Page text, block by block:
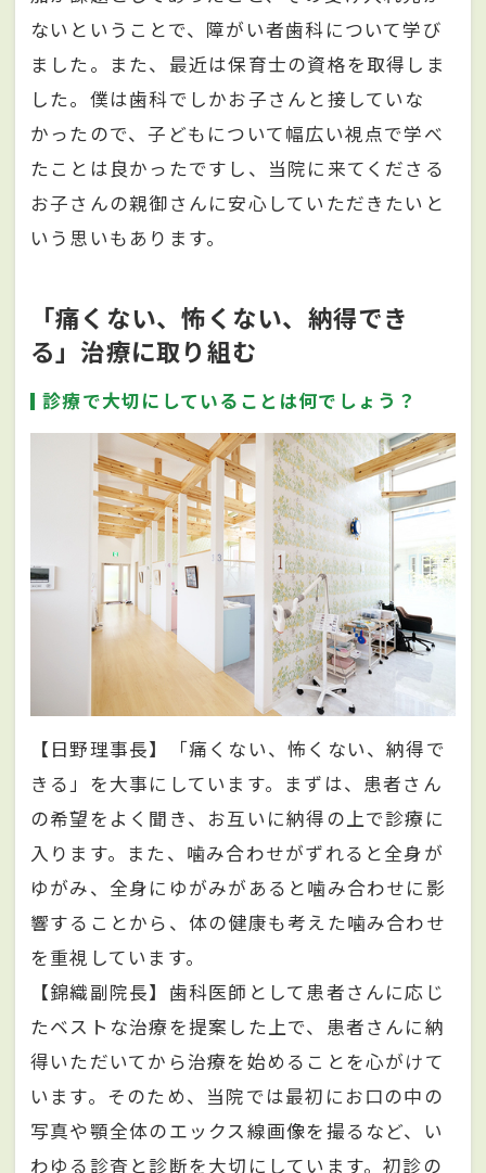
ないということで、障がい者歯科について学び
ました。また、最近は保育士の資格を取得しま
した。僕は歯科でしかお子さんと接していな
かったので、子どもについて幅広い視点で学べ
たことは良かったですし、当院に来てくださる
お子さんの親御さんに安心していただきたいと
いう思いもあります。
「痛くない、怖くない、納得でき
る」治療に取り組む
診療で大切にしていることは何でしょう？
【日野理事長】「痛くない、怖くない、納得で
きる」を大事にしています。まずは、患者さん
の希望をよく聞き、お互いに納得の上で診療に
入ります。また、噛み合わせがずれると全身が
ゆがみ、全身にゆがみがあると噛み合わせに影
響することから、体の健康も考えた噛み合わせ
を重視しています。
【錦織副院長】歯科医師として患者さんに応じ
たベストな治療を提案した上で、患者さんに納
得いただいてから治療を始めることを心がけて
います。そのため、当院では最初にお口の中の
写真や顎全体のエックス線画像を撮るなど、い
わゆる診査と診断を大切にしています。初診の